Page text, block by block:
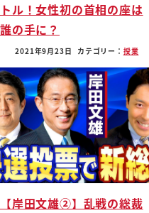
トル！女性初の首相の座は
誰の手に？
2021年9月23日 カテゴリー： 授業
【岸田文雄②】乱戦の総裁